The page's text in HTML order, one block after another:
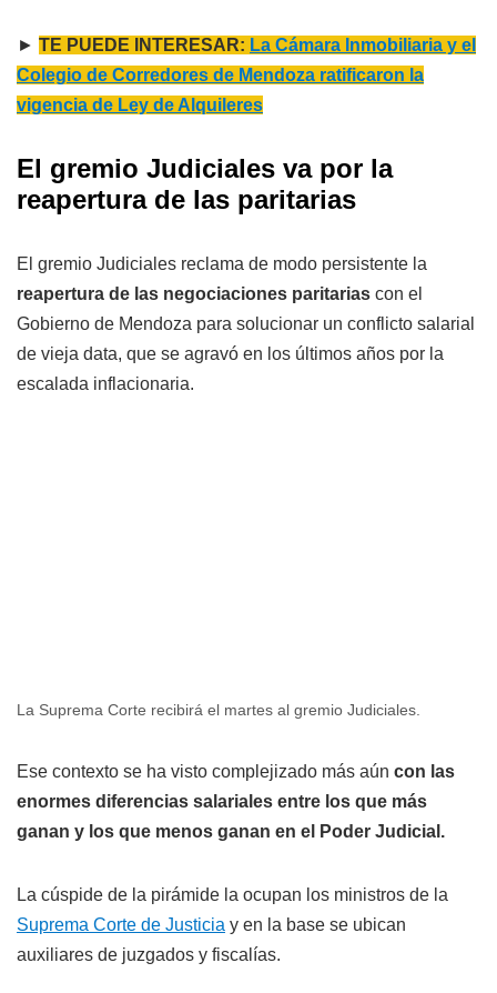
► TE PUEDE INTERESAR: La Cámara Inmobiliaria y el
Colegio de Corredores de Mendoza ratificaron la
vigencia de Ley de Alquileres
El gremio Judiciales va por la
reapertura de las paritarias
El gremio Judiciales reclama de modo persistente la
reapertura de las negociaciones paritarias con el
Gobierno de Mendoza para solucionar un conflicto salarial
de vieja data, que se agravó en los últimos años por la
escalada inflacionaria.
La Suprema Corte recibirá el martes al gremio Judiciales.
Ese contexto se ha visto complejizado más aún con las
enormes diferencias salariales entre los que más
ganan y los que menos ganan en el Poder Judicial.
La cúspide de la pirámide la ocupan los ministros de la
Suprema Corte de Justicia y en la base se ubican
auxiliares de juzgados y fiscalías.